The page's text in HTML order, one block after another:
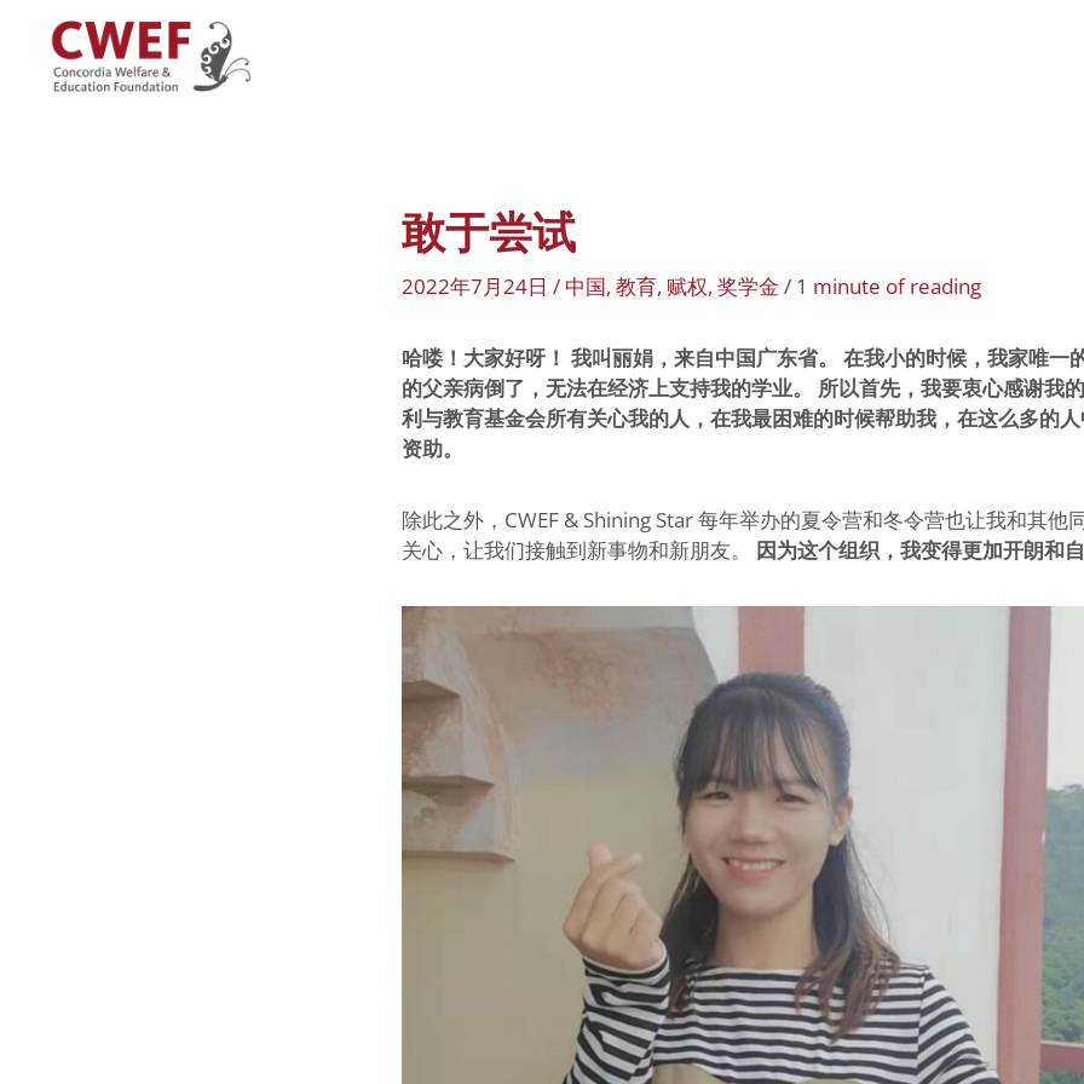
敢于尝试
2022年7月24日 / 中国, 教育, 赋权, 奖学金 / 1 minute of reading
哈喽！大家好呀！ 我叫丽娟，来自中国广东省。
在我小的时候，我家唯一
的父亲病倒了，无法在经济上支持我的学业。 所以首先，我要衷心感谢我
利与教育基金会所有关心我的人，在我最困难的时候帮助我，在这么多的
资助。
除此之外，CWEF & Shining Star 每年举办的夏令营和冬令营也让我和其他
关心，让我们接触到新事物和新朋友。
因为这个组织，我变得更加开朗和